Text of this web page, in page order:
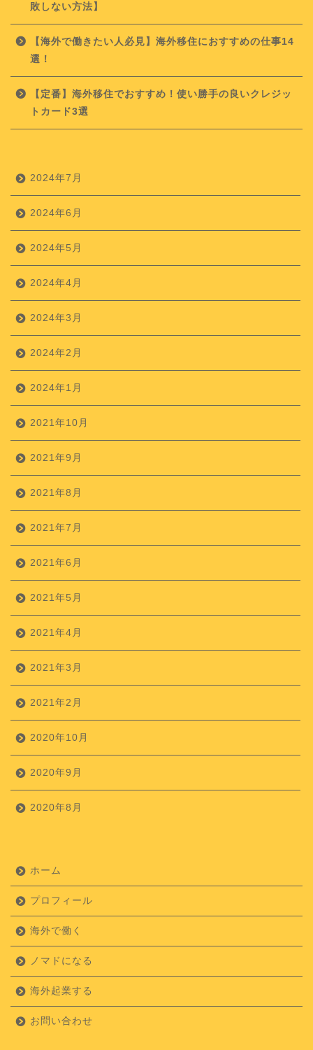
敗しない方法】
【海外で働きたい人必見】海外移住におすすめの仕事14
選！
【定番】海外移住でおすすめ！使い勝手の良いクレジッ
トカード3選
2024年7月
2024年6月
2024年5月
2024年4月
2024年3月
2024年2月
2024年1月
2021年10月
2021年9月
2021年8月
2021年7月
2021年6月
2021年5月
2021年4月
2021年3月
2021年2月
2020年10月
2020年9月
2020年8月
ホーム
プロフィール
海外で働く
ノマドになる
海外起業する
お問い合わせ